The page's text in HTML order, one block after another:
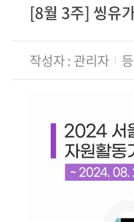
[8월 3주] 씽유
작성자 관리자